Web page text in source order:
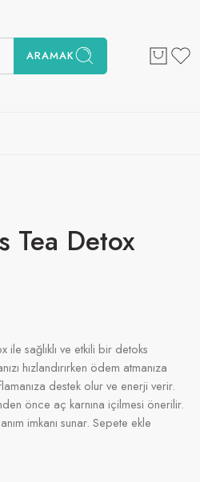
ARAMAK
Tea Detox
ile sağlıklı ve etkili bir detoks
hızlandırırken ödem atmanıza
destek olur ve enerji verir.
önce aç karnına içilmesi önerilir.
imkanı sunar. Sepete ekle